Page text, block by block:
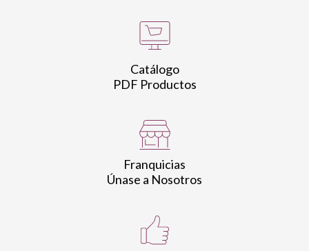
Catálogo
PDF Productos
Franquicias
Únase a Nosotros